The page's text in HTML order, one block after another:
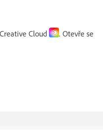
Cloud
. Otevře se